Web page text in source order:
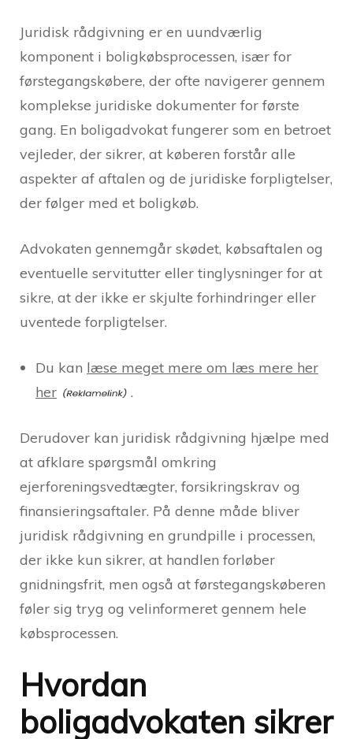
Juridisk rådgivning er en uundværlig
komponent i boligkøbsprocessen, især for
førstegangskøbere, der ofte navigerer gennem
komplekse juridiske dokumenter for første
gang. En boligadvokat fungerer som en betroet
vejleder, der sikrer, at køberen forstår alle
aspekter af aftalen og de juridiske forpligtelser,
der følger med et boligkøb.
Advokaten gennemgår skødet, købsaftalen og
eventuelle servitutter eller tinglysninger for at
sikre, at der ikke er skjulte forhindringer eller
uventede forpligtelser.
Du kan læse meget mere om læs mere her
her
.
Derudover kan juridisk rådgivning hjælpe med
at afklare spørgsmål omkring
ejerforeningsvedtægter, forsikringskrav og
finansieringsaftaler. På denne måde bliver
juridisk rådgivning en grundpille i processen,
der ikke kun sikrer, at handlen forløber
gnidningsfrit, men også at førstegangskøberen
føler sig tryg og velinformeret gennem hele
købsprocessen.
Hvordan
boligadvokaten sikrer